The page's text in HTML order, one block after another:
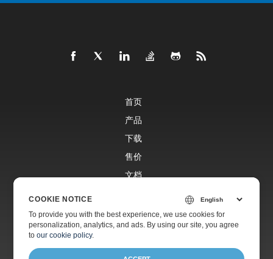
首页
产品
下载
售价
文档
付费支持
COOKIE NOTICE
To provide you with the best experience, we use cookies for
personalization, analytics, and ads. By using our site, you agree
toour cookie policy.